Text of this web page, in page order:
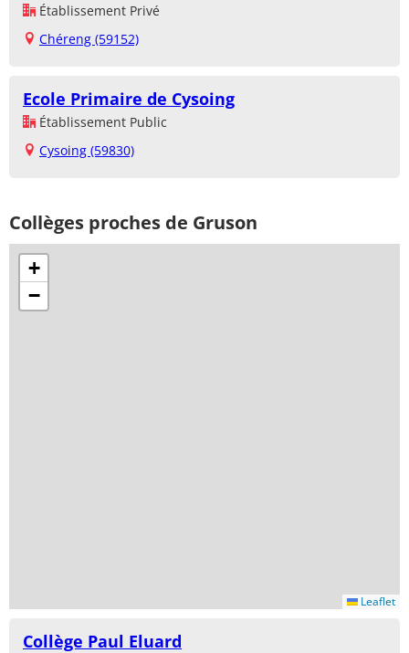
Établissement Privé
Chéreng (59152)
Ecole Primaire de Cysoing
Établissement Public
Cysoing (59830)
Collèges proches de Gruson
+
−
Leaflet
Collège Paul Eluard